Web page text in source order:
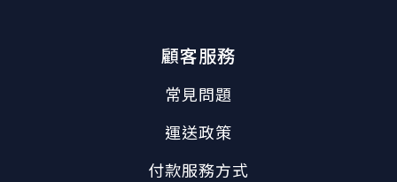
顧客服務
常見問題
運送政策
付款服務方式